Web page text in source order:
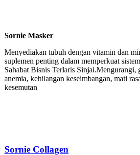
Sornie Masker
Menyediakan tubuh dengan vitamin dan
suplemen penting dalam memperkuat
Sahabat Bisnis Terlaris Sinjai.Mengurangi,
anemia, kehilangan keseimbangan, mati
kesemutan
Sornie Collagen